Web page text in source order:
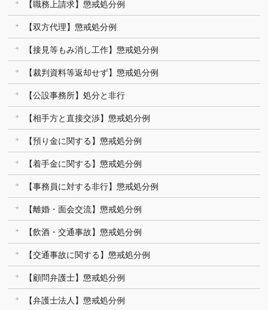
【職務上請求】懲戒処分例
【双方代理】懲戒処分例
【接見等もみ消し工作】懲戒処分例
【裁判資料等返却せず】懲戒処分例
【公設事務所】処分と非行
【相手方と直接交渉】懲戒処分例
【預り金に関する】懲戒処分例
【着手金に関する】懲戒処分例
【事務員に対する非行】懲戒処分例
【離婚・面会交流】懲戒処分例
【飲酒・交通事故】懲戒処分例
【交通事故に関する】懲戒処分例
【顧問弁護士】懲戒処分例
【弁護士法人】懲戒処分例